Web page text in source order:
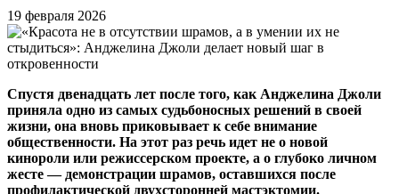
19 февраля 2026
Спустя двенадцать лет после того, как Анджелина Джоли
приняла одно из самых судьбоносных решений в своей
жизни, она вновь приковывает к себе внимание
общественности. На этот раз речь идет не о новой
кинороли или режиссерском проекте, а о глубоко личном
жесте — демонстрации шрамов, оставшихся после
профилактической двухсторонней мастэктомии.